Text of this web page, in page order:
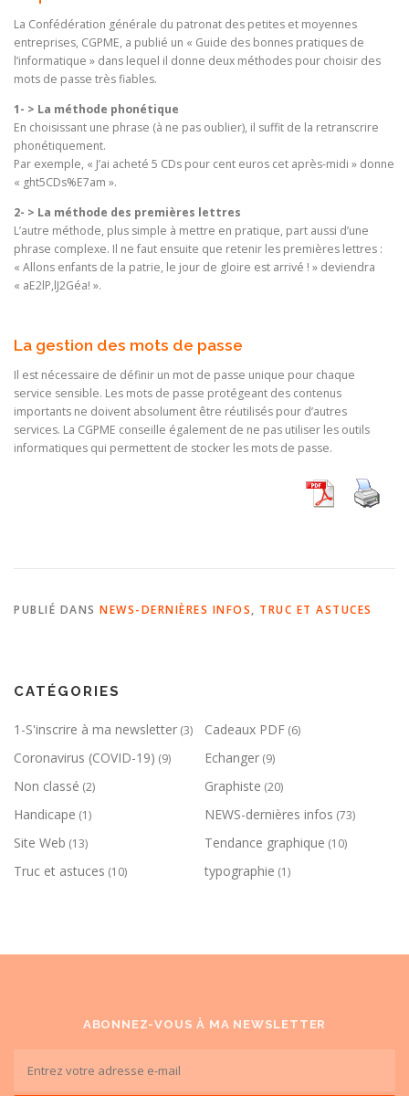
La Confédération générale du patronat des petites et moyennes
entreprises, CGPME, a publié un « Guide des bonnes pratiques de
l’informatique » dans lequel il donne deux méthodes pour choisir des
mots de passe très fiables.
1- > La méthode phonétique
En choisissant une phrase (à ne pas oublier), il suffit de la retranscrire
phonétiquement.
Par exemple, « J’ai acheté 5 CDs pour cent euros cet après-midi » donne
« ght5CDs%E7am ».
2- > La méthode des premières lettres
L’autre méthode, plus simple à mettre en pratique, part aussi d’une
phrase complexe. Il ne faut ensuite que retenir les premières lettres :
« Allons enfants de la patrie, le jour de gloire est arrivé ! » deviendra
« aE2lP,lJ2Géa! ».
La gestion des mots de passe
Il est nécessaire de définir un mot de passe unique pour chaque
service sensible. Les mots de passe protégeant des contenus
importants ne doivent absolument être réutilisés pour d’autres
services. La CGPME conseille également de ne pas utiliser les outils
informatiques qui permettent de stocker les mots de passe.
PUBLIÉ DANS NEWS-DERNIÈRES INFOS, TRUC ET ASTUCES
CATÉGORIES
1-S'inscrire à ma newsletter (3) Cadeaux PDF (6)
Coronavirus (COVID-19) (9)
Non classé (2)
Echanger (9)
Graphiste (20)
Handicape (1) NEWS-dernières infos (73)
Site Web (13) Tendance graphique (10)
Truc et astuces (10) typographie (1)
ABONNEZ-VOUS À MA NEWSLETTER